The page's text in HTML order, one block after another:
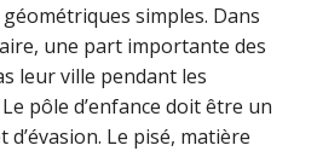
simples. Dans
une part importante des
leur ville pendant les
pôle d’enfance doit être un
d’évasion. Le pisé, matière